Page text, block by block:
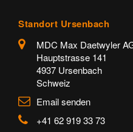
Standort Ursenbach
MDC Max Daetwyler
Hauptstrasse 141
4937 Ursenbach
Schweiz
Email senden
+41 62 919 33 73